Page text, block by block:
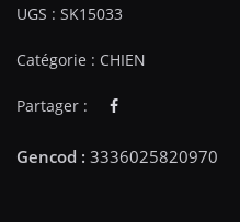
UGS : SK15033
Catégorie : CHIEN
Partager :